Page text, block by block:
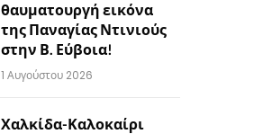
θαυματουργή εικόνα
της Παναγίας Ντινιούς
στην Β. Εύβοια!
1 Αυγούστου 2026
Χαλκίδα-Καλοκαίρι